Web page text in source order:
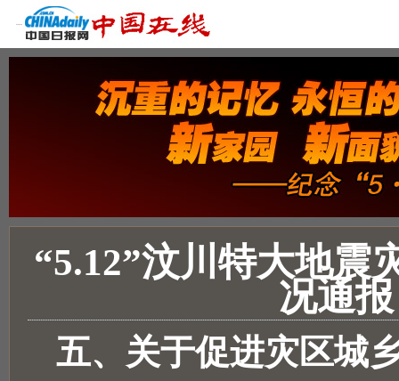
“5.12”汶川特大地震
况通报
五、关于促进灾区城